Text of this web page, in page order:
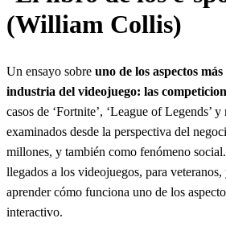
(William Collis)
Un ensayo sobre uno de los aspectos
industria del videojuego: las
casos de ‘Fortnite’, ‘League of Legends’
examinados desde la perspectiva del
millones, y también como fenómeno
llegados a los videojuegos, para
aprender cómo funciona uno de los
interactivo.